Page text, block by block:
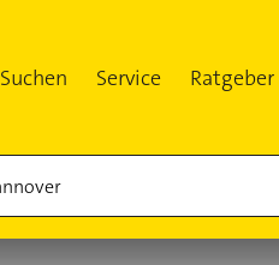
Suchen Service Ratgeber